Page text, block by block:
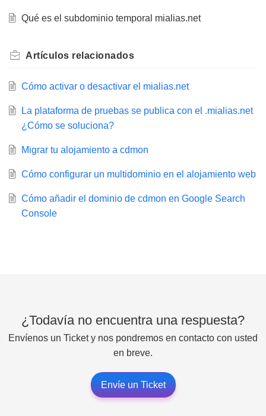
Qué es el subdominio temporal mialias.net
Artículos relacionados
Cómo activar o desactivar el mialias.net
La plataforma de pruebas se publica con el .mialias.net
¿Cómo se soluciona?
Migrar tu alojamiento a cdmon
Cómo configurar un multidominio en el alojamiento web
Cómo añadir el dominio de cdmon en Google Search
Console
¿Todavía no encuentra una respuesta?
Envíenos un Ticket y nos pondremos en contacto con usted
en breve.
Envíe un Ticket